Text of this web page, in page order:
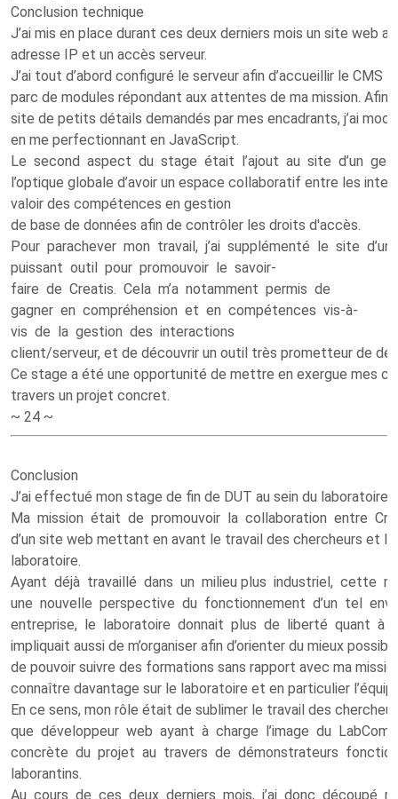
Conclusion technique
J’ai mis en place durant ces deux derniers mois un site web
adresse IP et un accès serveur.
J’ai tout d’abord configuré le serveur afin d’accueillir le CMS
parc de modules répondant aux attentes de ma mission. Afin
site de petits détails demandés par mes encadrants, j’ai
en me perfectionnant en JavaScript.
Le second aspect du stage était l’ajout au site d’un
l’optique globale d’avoir un espace collaboratif entre les
valoir des compétences en gestion
de base de données afin de contrôler les droits d'accès.
Pour parachever mon travail, j’ai supplémenté le site
puissant outil pour promouvoir le savoir-
faire de Creatis. Cela m’a notamment permis de
gagner en compréhension et en compétences vis-à-
vis de la gestion des interactions
client/serveur, et de découvrir un outil très prometteur de
Ce stage a été une opportunité de mettre en exergue mes
travers un projet concret.
~ 24 ~
Conclusion
J’ai effectué mon stage de fin de DUT au sein du laboratoire
Ma mission était de promouvoir la collaboration entre
d’un site web mettant en avant le travail des chercheurs et
laboratoire.
Ayant déjà travaillé dans un milieu plus industriel, cette
une nouvelle perspective du fonctionnement d’un tel
entreprise, le laboratoire donnait plus de liberté quant à
impliquait aussi de m’organiser afin d’orienter du mieux
de pouvoir suivre des formations sans rapport avec ma
connaître davantage sur le laboratoire et en particulier
En ce sens, mon rôle était de sublimer le travail des
que développeur web ayant à charge l’image du
concrète du projet au travers de démonstrateurs
laborantins.
Au cours de ces deux derniers mois, j’ai donc découpé